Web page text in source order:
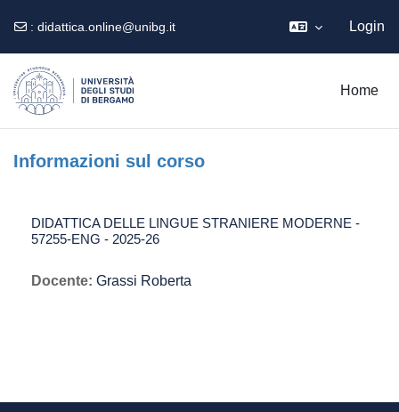
: didattica.online@unibg.it Login
Home
Informazioni sul corso
DIDATTICA DELLE LINGUE STRANIERE MODERNE -
57255-ENG - 2025-26
Docente: Grassi Roberta